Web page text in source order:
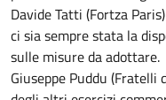
Davide Tatti (Fortza
ci sia sempre stata la
sulle misure da adottare.
Giuseppe Puddu (Fratelli